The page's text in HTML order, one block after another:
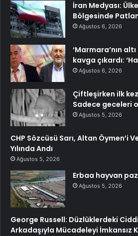
İran Medyası:
Bölgesinde
Ağustos 6, 2026
‘Marmara’nın
kavga çıkardı:
Ağustos 6, 2026
Çiftleşirken ilk
Sadece geceleri
Ağustos 5, 2026
CHP Sözcüsü Sarı, Altan Öymen’i
Yılında Andı
Ağustos 5, 2026
Erbaa hayvan
Ağustos 5, 2026
George Russell: Düzlüklerdeki
Arkadaşıyla Mücadeleyi İmkansız